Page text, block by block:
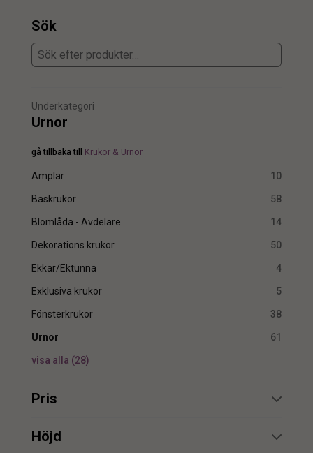
Sök
Underkategori
Urnor
gå tillbaka till Krukor & Urnor
Amplar 10
Baskrukor 58
Blomlåda - Avdelare 14
Dekorations krukor 50
Ekkar/Ektunna 4
Exklusiva krukor 5
Fönsterkrukor 38
Urnor 61
visa alla (28)
Pris
min.
Höjd